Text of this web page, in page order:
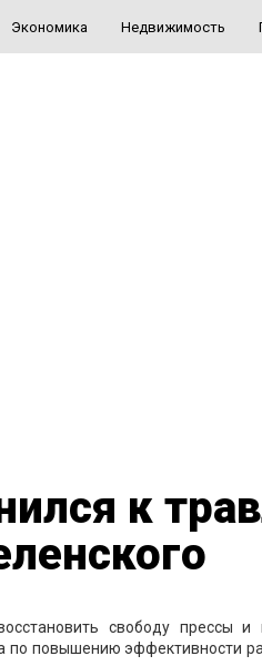
Экономика Недвижимость
к
свободу прессы и
по повышению эффективности